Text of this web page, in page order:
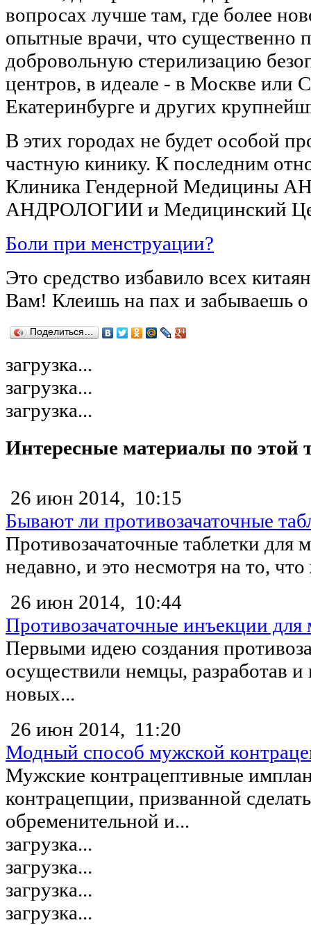
вопросах лучше там, где более
опытные врачи, что существенно
добровольную стерилизацию
центров, в идеале - в Москве или
Екатеринбурге и других
В этих городах не будет особой
частную кинику. К последним
Клиника Гендерной Медицины
АНДРОЛОГИИ и Медицинский
Боли при менструации?
Это средство избавило всех
Вам! Клеишь на пах и забываешь
Поделиться…
загрузка...
загрузка...
загрузка...
Интересные материалы по этой
26 июн 2014, 10:15
Бывают ли противозачаточные
Противозачаточные таблетки для
недавно, и это несмотря на то,
26 июн 2014, 10:44
Противозачаточные инъекции
Первыми идею создания
осуществили немцы, разработав и
новых...
26 июн 2014, 11:20
Модный способ мужской
Мужские контрацептивные
контрацепции, призванной
обременительной и...
загрузка...
загрузка...
загрузка...
загрузка...